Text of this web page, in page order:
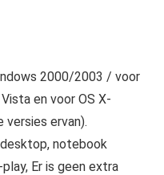
2000/2003 / voor
en voor OS X-
ervan).
notebook
Er is geen extra